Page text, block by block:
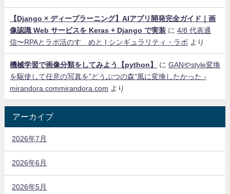
【Django × ディープラーニング】AIアプリ開発完全ガイド｜画
像認識 Web サービスを Keras + Django で実装 に 4/8 代表通
信〜RPAとラボ活のすゝめと | シンギュラリティ・ラボ より
機械学習で画像分類をしてみよう【python】 に GANやstyle変換
を駆使して任意の写真を"どうぶつの森"風に変換したかった -
mirandora.commirandora.com より
アーカイブ
2026年7月
2026年6月
2026年5月